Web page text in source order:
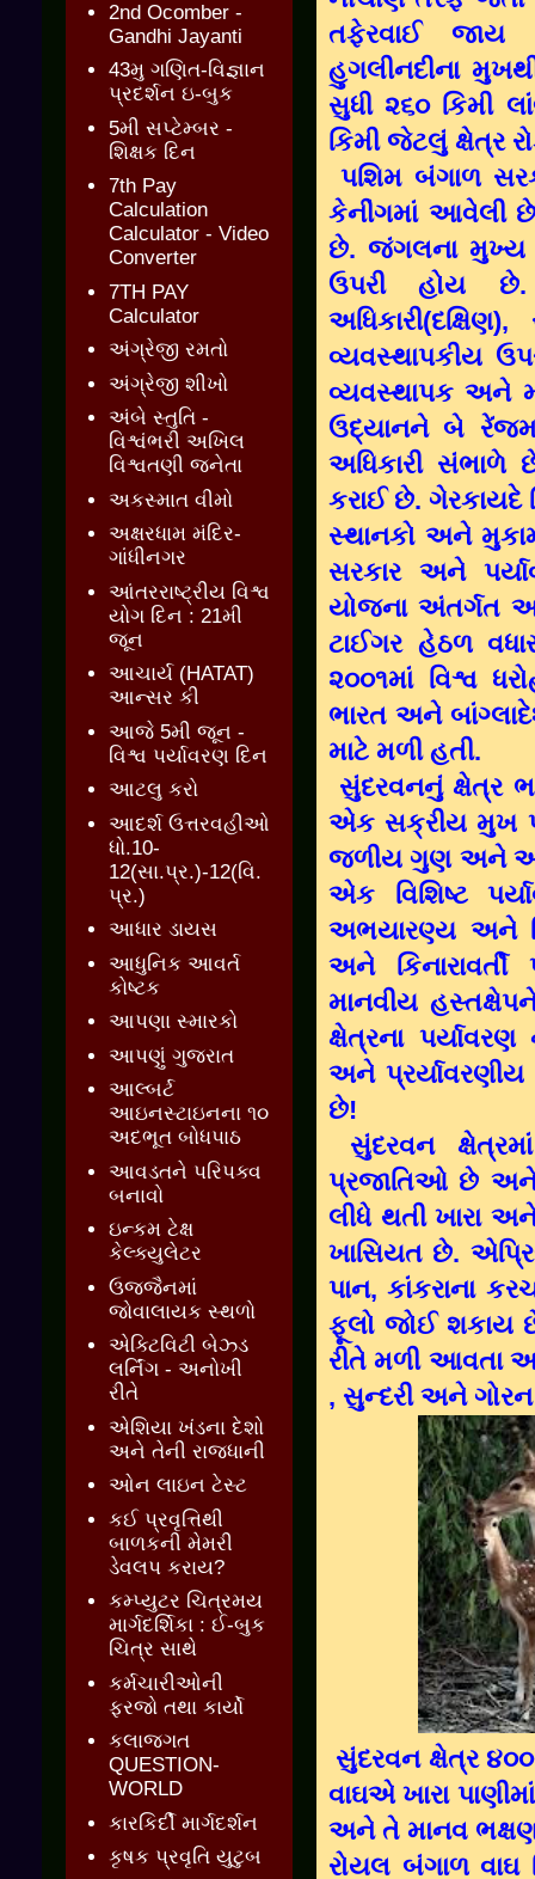
તફેરવાઈ જાય
હુગલીનદીના
સુધી ૨૬૦ કિમી
કિમી જેટલું ક્ષેત્ર
પશિમ બંગાળ
કેનીંગમાં આવેલી છે
છે. જંગલના મુખ્ય
ઉપરી હોય
વ્યવસ્થાપકીય
વ્યવસ્થાપક અને
ઉદ્યાનને બે
અધિકારી સંભાળે
કરાઈ છે. ગેરકાયદે
સ્થાનકો અને
સરકાર અને
યોજના અંતર્ગત
ટાઈગર હેઠળ
૨૦૦૧માં વિશ્વ
ભારત અને
માટે મળી હતી.
સુંદરવનનું ક્ષેત્ર
એક સક્રીય મુખ
જળીય ગુણ અને
એક વિશિષ્ટ
અભયારણ્ય અને
અને
માનવીય
ક્ષેત્રના
અને
છે!
સુંદરવન
પ્રજાતિઓ છે અને
લીધે થતી ખારા
ખાસિયત છે.
પાન, કાંકરાના
ફૂલો જોઈ શકાય
રીતે મળી આવતા
, સુન્દરી અને ગોરન
સુંદરવન ક્ષેત્ર
વાઘએ ખારા
અને તે માનવ
રોયલ બંગાળ વાઘ
2nd Ocomber -
Gandhi Jayanti
43મુ ગણિત-વિજ્ઞાન
પ્રદર્શન ઇ-બુક
5મી સપ્ટેમ્બર -
શિક્ષક દિન
7th Pay
Calculation
Calculator - Video
Converter
7TH PAY
Calculator
અંગ્રેજી રમતો
અંગ્રેજી શીખો
અંબે સ્તુતિ -
વિશ્વંભરી અખિલ
વિશ્વતણી જનેતા
અકસ્માત વીમો
અક્ષરધામ મંદિર-
ગાંધીનગર
આંતરરાષ્ટ્રીય વિશ્વ
યોગ દિન : 21મી
જૂન
આચાર્ય (HATAT)
આન્સર કી
આજે 5મી જૂન -
વિશ્વ પર્યાવરણ દિન
આટલુ કરો
આદર્શ ઉત્તરવહીઓ
ધો.10-
12(સા.પ્ર.)-12(વિ.
પ્ર.)
આધાર ડાયસ
આધુનિક આવર્ત
કોષ્ટક
આપણા સ્મારકો
આપણું ગુજરાત
આલ્બર્ટ
આઇનસ્ટાઇનના ૧૦
અદભૂત બોધપાઠ
આવડતને પરિપક્વ
બનાવો
ઇન્કમ ટેક્ષ
કેલ્ક્યુલેટર
ઉજ્જૈનમાં
જોવાલાયક સ્થળો
એક્ટિવિટી બેઝ્ડ
લર્નિંગ - અનોખી
રીતે
એશિયા ખંડના દેશો
અને તેની રાજધાની
ઓન લાઇન ટેસ્ટ
કઈ પ્રવૃત્તિથી
બાળકની મેમરી
ડેવલપ કરાય?
કમ્પ્યુટર ચિત્રમય
માર્ગદર્શિકા : ઈ-બુક
ચિત્ર સાથે
કર્મચારીઓની
ફરજો તથા કાર્યો
કલાજગત
QUESTION-
WORLD
કારકિર્દી માર્ગદર્શન
કૃષક પ્રવૃતિ યુટુબ